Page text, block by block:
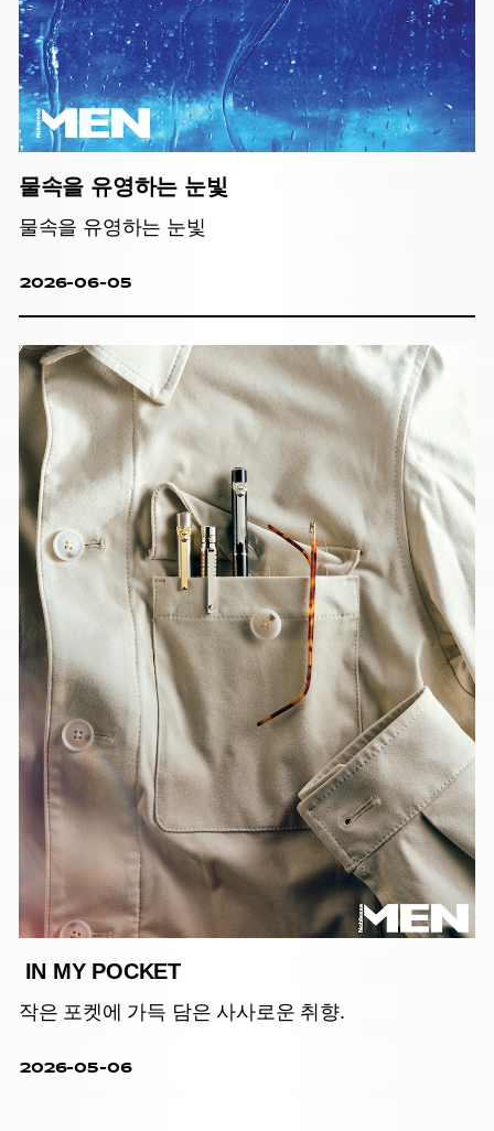
물속을 유영하는 눈빛
물속을 유영하는 눈빛
2026-06-05
IN MY POCKET
작은 포켓에 가득 담은 사사로운 취향.
2026-05-06